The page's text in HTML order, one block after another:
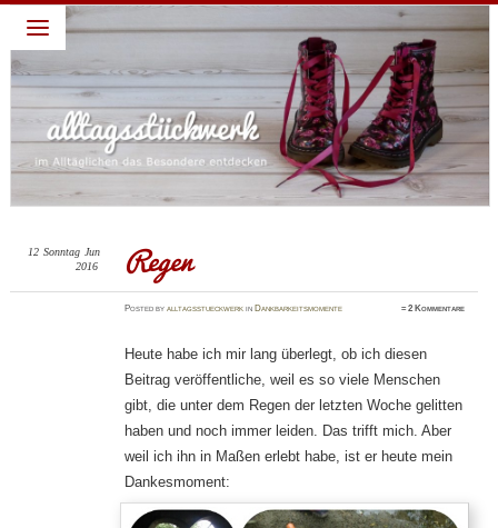
alltagsstückwerk
~ Leben lieben – Familie feiern: darum geht es in diesem
Blog: ein Jahr habe ich täglich eine Sache gepostet für die
ich Gott dankbar bin. Diese abendliche Gewohnheit verhalf
mir zu einem dankbaren Blick und deshalb schreibe ich
weiter. Dies ist nur ein Blick, ein kleiner Teil, ein kurzer
Moment meines Alltages, die schönen Momente festhalten,
die dankbaren Momente feiern…
Regen
12 Sonntag Jun
2016
Postedbyalltagsstueckwerk in Dankbarkeitsmomente ≈2 Kommentare
Heute habe ich mir lang überlegt, ob ich diesen
Beitrag veröffentliche, weil es so viele Menschen
gibt, die unter dem Regen der letzten Woche gelitten
haben und noch immer leiden. Das trifft mich. Aber
weil ich ihn in Maßen erlebt habe, ist er heute mein
Dankesmoment: